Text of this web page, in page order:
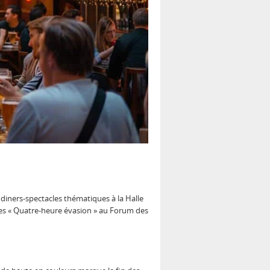
spectacles thématiques à la Halle
« Quatre-heure évasion » au Forum des